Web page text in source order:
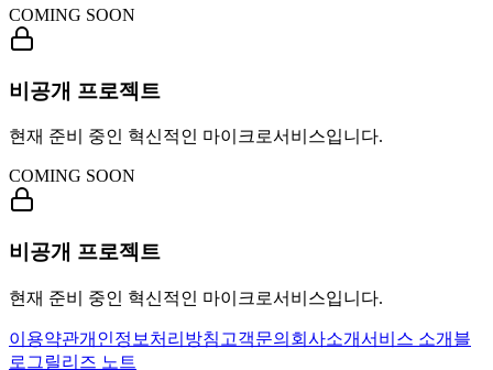
COMING SOON
비공개 프로젝트
현재 준비 중인 혁신적인 마이크로서비스입니다.
COMING SOON
비공개 프로젝트
현재 준비 중인 혁신적인 마이크로서비스입니다.
이용약관개인정보처리방침 고객문의 회사소개서비스 소개 블
로그 릴리즈 노트